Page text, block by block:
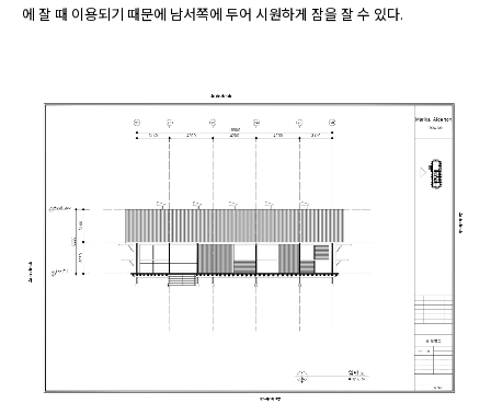
에 잘 때 이용되기 때문에 남서쪽에 두어 시원하게 잠을 잘 수 있다.